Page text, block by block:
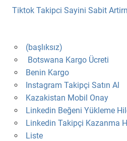
Tiktok Takipci Sayini Sabit
(başlıksız)
Botswana Kargo Ücreti
Benin Kargo
Instagram Takipçi Satın Al
Kazakistan Mobil Onay
Linkedin Beğeni Yükleme
Linkedin Takipçi Kazanma
Liste